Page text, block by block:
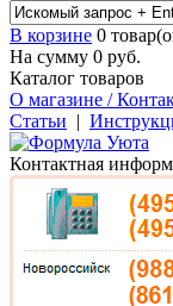
В корзине 0
На сумму 0 руб.
Каталог товаров
О магазине /
Статьи |
Контактная